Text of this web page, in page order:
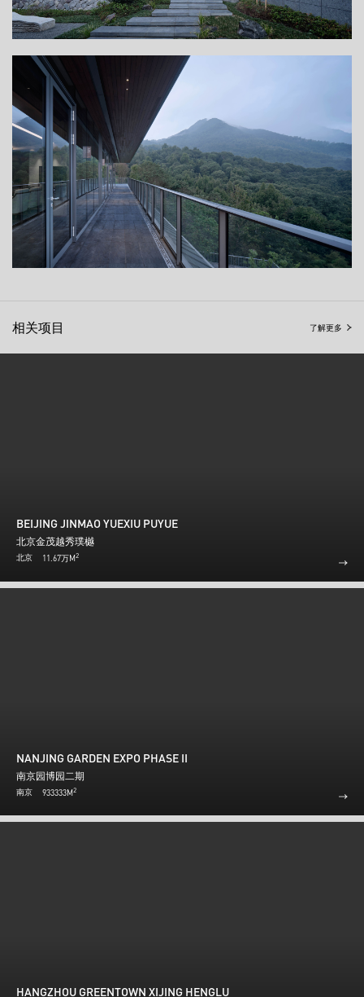
相关项目 了解更多
BEIJING JINMAO YUEXIU PUYUE
北京金茂越秀璞樾
北京 11.67万M2
NANJING GARDEN EXPO PHASE II
南京园博园二期
南京 933333M2
HANGZHOU GREENTOWN XIJING HENGLU